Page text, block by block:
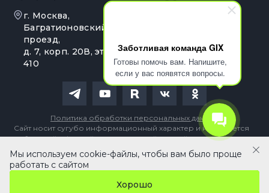
Заботливая команда GIX
Готовы помочь вам. Напишите,
если у вас появятся вопросы.
г. Москва,
Багратионовский
проезд,
д. 7, корп. 20В, эт. 4, оф.
410
Сайт носит сугубо информационный характер и не является
публичной офертой, определяемой Статьей 437 (2) ГК РФ
Политика обработки персональных данных
68 990 ₽ В корзину
Мы используем cookie-файлы, чтобы вам было проще
работать с сайтом
Хорошо